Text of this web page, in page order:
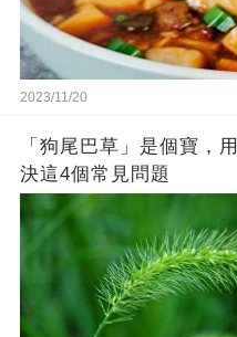
2023/11/20
「狗尾巴草」是個寶，
決這4個常見問題